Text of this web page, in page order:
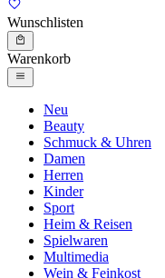
Wunschlisten
Warenkorb
Neu
Beauty
Schmuck & Uhren
Damen
Herren
Kinder
Sport
Heim & Reisen
Spielwaren
Multimedia
Wein & Feinkost